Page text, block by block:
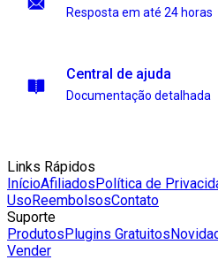
Resposta em até 24 horas
Central de ajuda
Documentação detalhada
Links Rápidos
InícioAfiliadosPolítica de
UsoReembolsosContato
Suporte
ProdutosPlugins Gratuitos
Vender